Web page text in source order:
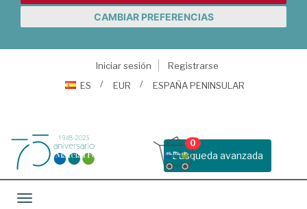
CAMBIAR PREFERENCIAS
Iniciar sesión
Registrarse
ES
EUR ESPAÑA PENINSULAR
Busqueda avanzada
0
Toggle navigation